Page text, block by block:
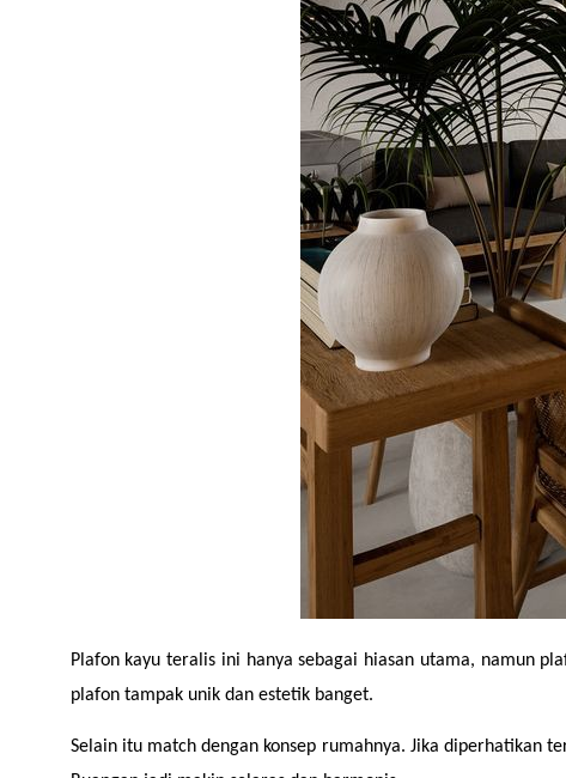
Plafon kayu teralis ini hanya sebagai hiasan utama, namun
plafon tampak unik dan estetik banget.
Selain itu match dengan konsep rumahnya. Jika diperhatikan